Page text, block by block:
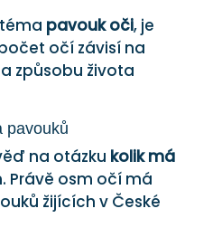
pavouk oči, je
očí závisí na
způsobu života
pavouků
na otázku kolik má
Právě osm očí má
žijících v České